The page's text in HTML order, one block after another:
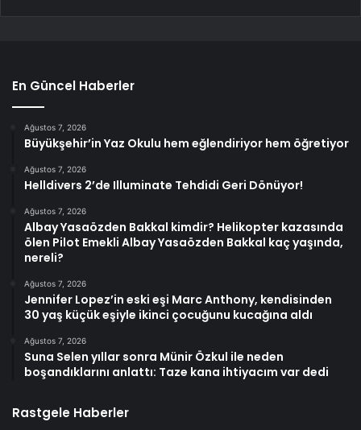
En Güncel Haberler
Ağustos 7, 2026
Büyükşehir’in Yaz Okulu hem eğlendiriyor hem öğretiyor
Ağustos 7, 2026
Helldivers 2’de Illuminate Tehdidi Geri Dönüyor!
Ağustos 7, 2026
Albay Yasaözden Bakkal kimdir? Helikopter kazasında
ölen Pilot Emekli Albay Yasaözden Bakkal kaç yaşında,
nereli?
Ağustos 7, 2026
Jennifer Lopez’in eski eşi Marc Anthony, kendisinden
30 yaş küçük eşiyle ikinci çocuğunu kucağına aldı
Ağustos 7, 2026
Suna Selen yıllar sonra Münir Özkul ile neden
boşandıklarını anlattı: Taze kana ihtiyacım var dedi
Rastgele Haberler